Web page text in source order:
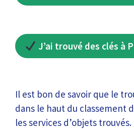
J’ai trouvé des clés à
Il est bon de savoir que le
dans le haut du classement
les services d’objets trouvés.